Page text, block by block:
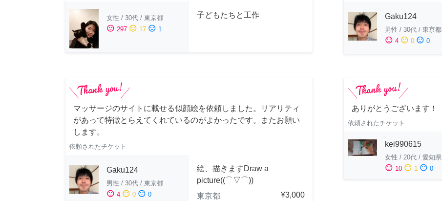
女性 / 30代 / 東京都
sentiment_satisfied 297 sentiment_neutral 17 sentiment_dissatisfied 1
子どもたちと工作 Gaku124
男性 / 30代 / 東京都
sentiment_satisfied 4 sentiment_neutral 0 sentiment_dissatisfied 0
マッサージのサイトに載せる似顔絵を依頼しました。リアリティ
があって特徴とらえてくれているのがよかったです。またお願い
します。
依頼されたチケット
Gaku124
男性 / 30代 / 東京都
sentiment_satisfied 4 sentiment_neutral 0 sentiment_dissatisfied 0
絵、描きますDraw a
picture((⌒▽⌒))
東京都
¥3,000
ありがとうございます！
依頼されたチケット
kei990615
女性 / 20代 / 愛知県
sentiment_satisfied 10 sentiment_neutral 1 sentiment_dissatisfied 0